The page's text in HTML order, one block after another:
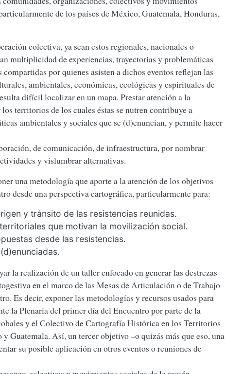
de los países de México, Guatemala, Honduras,
colectiva, ya sean estos regionales, nacionales o
multiplicidad de experiencias, trayectorias y problemáticas
por quienes asisten a dichos eventos reflejan las
ambientales, económicas, ecológicas y espirituales de
difícil localizar en un mapa. Prestar atención a la
territorios de los cuales éstas se nutren contribuye a
ambientales y sociales que se (d)enuncian, y permite hacer
de comunicación, de infraestructura, por nombrar
y vislumbrar alternativas.
una metodología que aporte a la atención de los objetivos
desde una perspectiva cartográfica, particularmente para:
y tránsito de las resistencias reunidas.
que motivan la movilización social.
desde las resistencias.
la realización de un taller enfocado en generar las destrezas
en el marco de las Mesas de Articulación o de Trabajo
Es decir, exponer las metodologías y recursos usados para
la Plenaria del primer día del Encuentro por parte de la
y el Colectivo de Cartografía Histórica en los Territorios
Guatemala. Así, un tercer objetivo –o quizás más que eso, una
su posible aplicación en otros eventos o reuniones de